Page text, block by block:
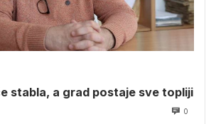
stabla, a grad postaje sve topliji
0